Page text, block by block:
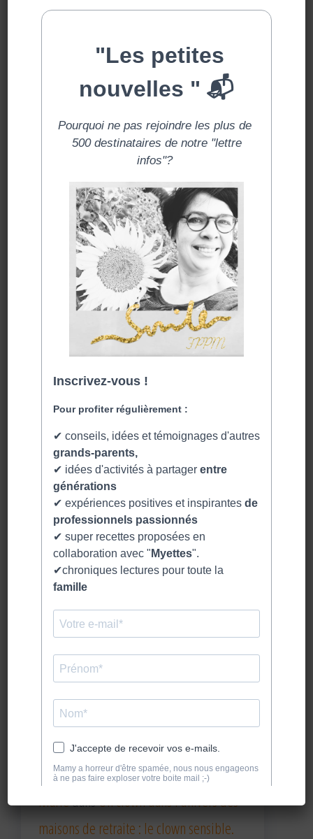
Rechercher :
LES ARTICLES RÉCENTS
La fiche anim 9 : qui sera le nez de la
résidence ? Loto de odeurs.
1 jour une anim : on se retrouve pour la
fiche 8 avec des jeux de mots.
Jour 7 ; une semaine que je vous livre les
fiches du marathon de l’animation !
Et le 5 ème jour, c’est la fiche animation
C’est le jour 4 et cette fiche animation est
l’une de mes préférées !
COMMENTAIRES RÉCENTS
Coraliedans
nez de la résidence ? Loto de odeurs.
sylvie BernarddansLa fiche anim 9 : qui
sera le nez de la résidence ? Loto de
odeurs.
Coraliedans Un clown dans l’univers des
maisons de retraite : le clown sensible.
MariedansUn clown dans l’univers des
maisons de retraite : le clown sensible.